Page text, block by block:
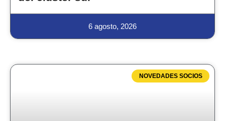
6 agosto, 2026
NOVEDADES SOCIOS